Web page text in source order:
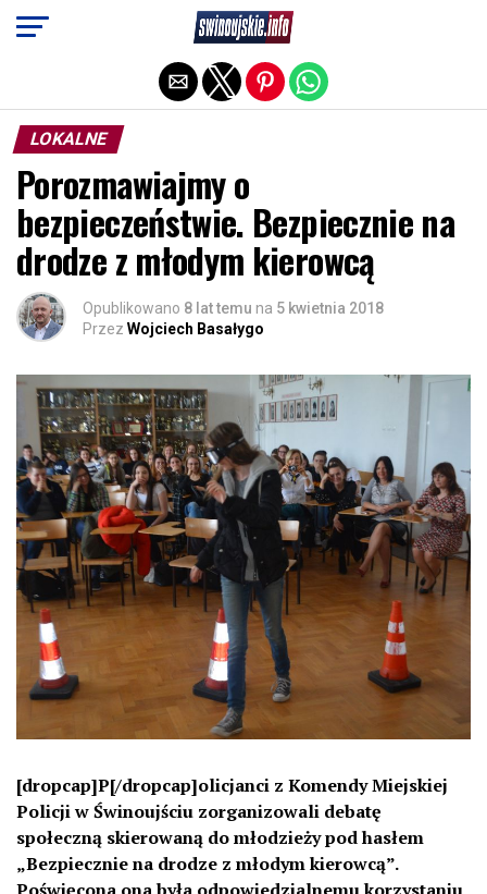
LOKALNE
Porozmawiajmy o
bezpieczeństwie. Bezpiecznie na
drodze z młodym kierowcą
Opublikowano 8 lat temu na 5 kwietnia 2018
Przez Wojciech Basałygo
[dropcap]P[/dropcap]olicjanci z Komendy Miejskiej
Policji w Świnoujściu zorganizowali debatę
społeczną skierowaną do młodzieży pod hasłem
„Bezpiecznie na drodze z młodym kierowcą”.
Exit mobile version